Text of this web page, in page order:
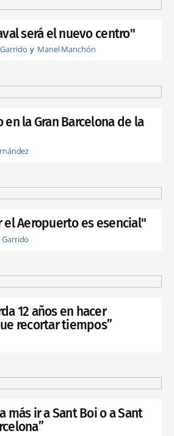
será el nuevo centro"
Manel Manchón
en la Gran Barcelona de la
el Aeropuerto es esencial"
Garrido
12 años en hacer
recortar tiempos”
más ir a Sant Boi o a Sant